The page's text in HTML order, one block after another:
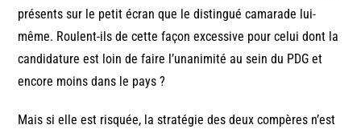
présents sur le petit écran que le distingué camarade lui-
même. Roulent-ils de cette façon excessive pour celui dont la
candidature est loin de faire l’unanimité au sein du PDG et
encore moins dans le pays ?
Mais si elle est risquée, la stratégie des deux compères n’est